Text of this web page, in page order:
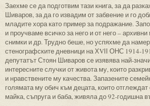
Заехме се да подготвим тази книга, за да
Шиваров, за да го извадим от забвение и го
младите хора като пример за подражание.
и проучваме всичко за него и от него –
снимки и др. Трудно беше, но успяхме да
стенографските дневници на ХVІІ ОНС 1914-
депутатът Стоян Шиваров се изявява най-
интересните случки от живота му, които
и нравствените му качества. Запазените
голямата му обич към децата, които
майка, съпруга и баба, живяла до 92-годишна